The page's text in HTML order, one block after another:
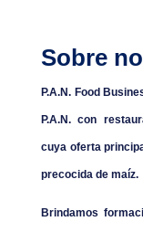
Sobre
P.A.N. Food
P.A.N. con
cuya oferta
precocida de maíz.
Brindamos